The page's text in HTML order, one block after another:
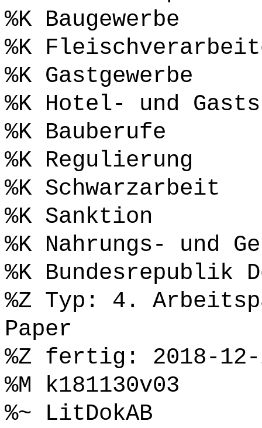
%K Baugewerbe
%K
%K Gastgewerbe
%K Hotel- und
%K Bauberufe
%K Regulierung
%K Schwarzarbeit
%K Sanktion
%K Nahrungs- und
%K Bundesrepublik
%Z Typ: 4.
Paper
%Z fertig: 2018-12-
%M k181130v03
%~ LitDokAB